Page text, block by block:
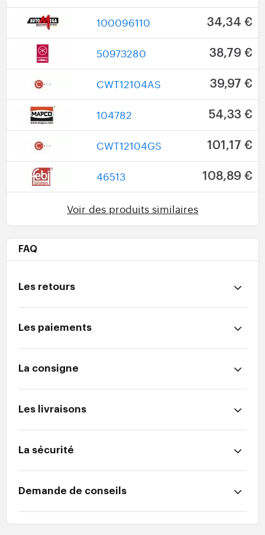
100096110 34,34 €
50973280 38,79 €
CWT12104AS 39,97 €
104782 54,33 €
CWT12104GS 101,17 €
46513 108,89 €
Voir des produits similaires
FAQ
Les retours
Les paiements
La consigne
Les livraisons
La sécurité
Demande de conseils